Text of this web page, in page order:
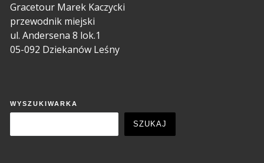
Gracetour Marek Kaczycki
przewodnik miejski
ul. Andersena 8 lok.1
05-092 Dziekanów Leśny
WYSZUKIWARKA
SZUKAJ